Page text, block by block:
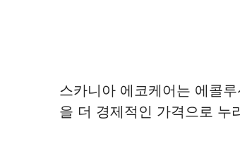
스카니아 에코케어는 에콜
을 더 경제적인 가격으로 누